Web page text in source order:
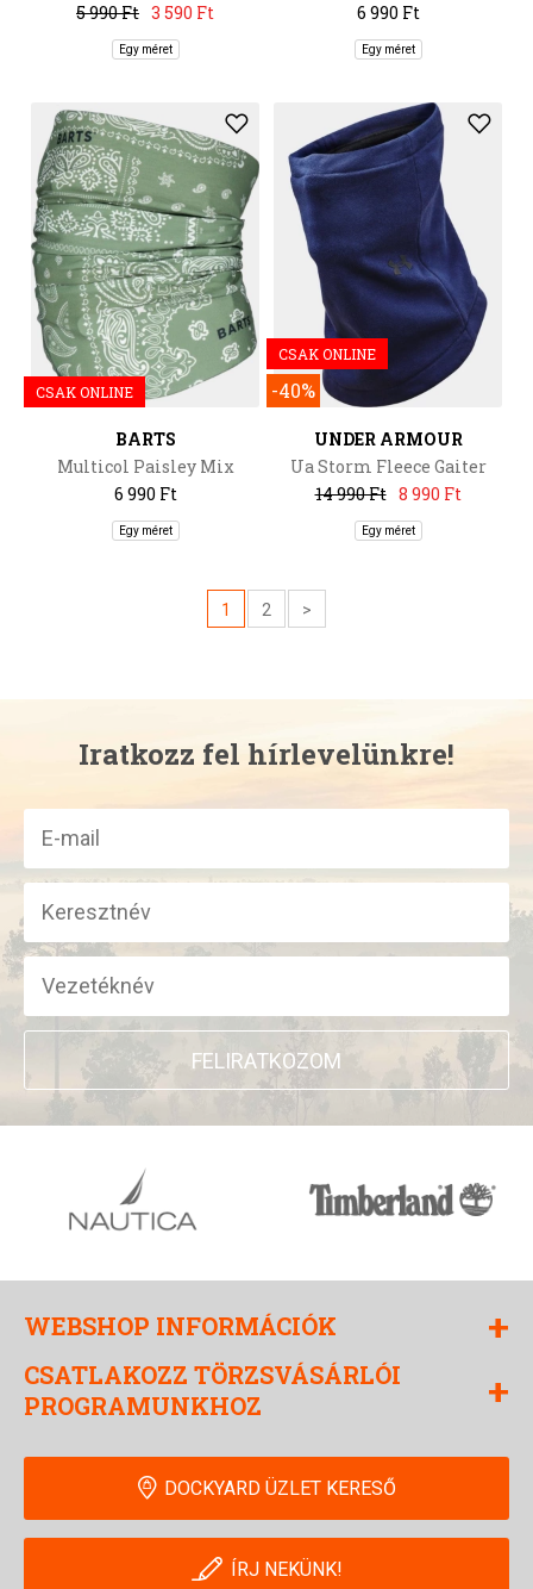
5 990 Ft 3 590 Ft
Egy méret
6 990 Ft
Egy méret
CSAK ONLINE
BARTS
Multicol Paisley Mix
6 990 Ft
Egy méret
CSAK ONLINE
-40%
UNDER ARMOUR
Ua Storm Fleece Gaiter
14 990 Ft 8 990 Ft
Egy méret
1 2 >
Iratkozz fel hírlevelünkre!
FELIRATKOZOM
WEBSHOP INFORMÁCIÓK +
CSATLAKOZZ TÖRZSVÁSÁRLÓI
PROGRAMUNKHOZ
+
DOCKYARD ÜZLET KERESŐ
ÍRJ NEKÜNK!